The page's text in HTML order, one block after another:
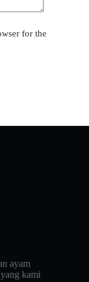
for the
ayam
kami